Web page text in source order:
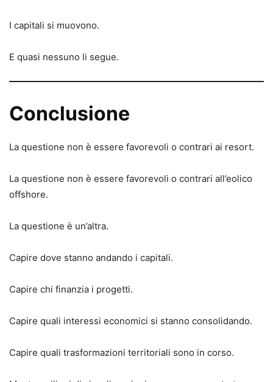
I capitali si muovono.
E quasi nessuno li segue.
Conclusione
La questione non è essere favorevoli o contrari ai resort.
La questione non è essere favorevoli o contrari all’eolico
offshore.
La questione è un’altra.
Capire dove stanno andando i capitali.
Capire chi finanzia i progetti.
Capire quali interessi economici si stanno consolidando.
Capire quali trasformazioni territoriali sono in corso.